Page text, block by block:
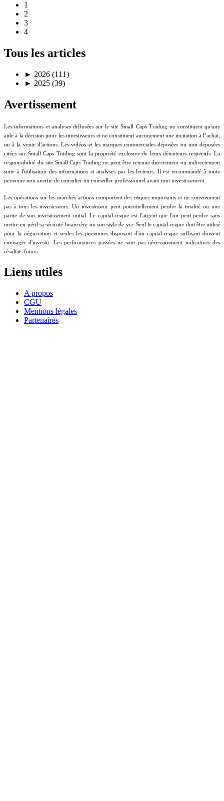
1
2
3
4
Tous les articles
► 2026 (111)
► 2025 (39)
Avertissement
Les informations et analyses diffusées sur le site Small Caps Trading ne constituent qu'une
aide à la décision pour les investisseurs et ne constituent aucunement une incitation à l’achat,
ou à la vente d'actions. Les vidéos et les marques commerciales déposées ou non déposées
citées sur Small Caps Trading sont la propriété exclusive de leurs détenteurs respectifs. La
responsabilité du site Small Caps Trading ne peut être retenue directement ou indirectement
suite à l'utilisation des informations et analyses par les lecteurs. Il est recommandé à toute
personne non avertie de consulter un conseiller professionnel avant tout investissement.
Les opérations sur les marchés actions comportent des risques importants et ne conviennent
pas à tous les investisseurs. Un investisseur peut potentiellement perdre la totalité ou une
partie de son investissement initial. Le capital-risque est l'argent que l'on peut perdre sans
mettre en péril sa sécurité financière ou son style de vie. Seul le capital-risque doit être utilisé
pour la négociation et seules les personnes disposant d'un capital-risque suffisant doivent
envisager d'investir. Les performances passées ne sont pas nécessairement indicatives des
résultats futurs.
Liens utiles
A propos
CGU
Mentions légales
Partenaires